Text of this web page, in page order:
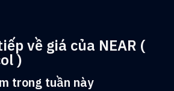
về giá của NEAR (
)
trong tuần này